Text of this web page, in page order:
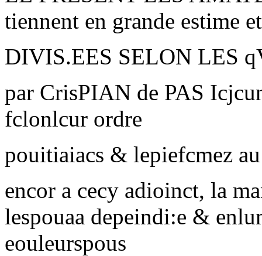
tiennent en grande estime
DIVIS.EES SELON LES
par CrisPIAN de PAS
fclonlcur ordre
pouitiaiacs & lepiefcmez
encor a cecy adioinct, la
lespouaa depeindi:e &
eouleurspous